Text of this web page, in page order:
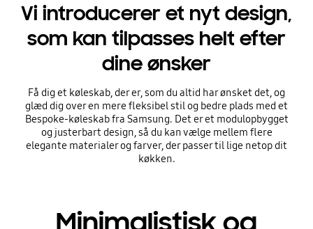
Vi introducerer et nyt design,
som kan tilpasses helt efter
dine ønsker
Få dig et køleskab, der er, som du altid har ønsket det, og
glæd dig over en mere fleksibel stil og bedre plads med et
Bespoke-køleskab fra Samsung. Det er et modulopbygget
og justerbart design, så du kan vælge mellem flere
elegante materialer og farver, der passer til lige netop dit
køkken.